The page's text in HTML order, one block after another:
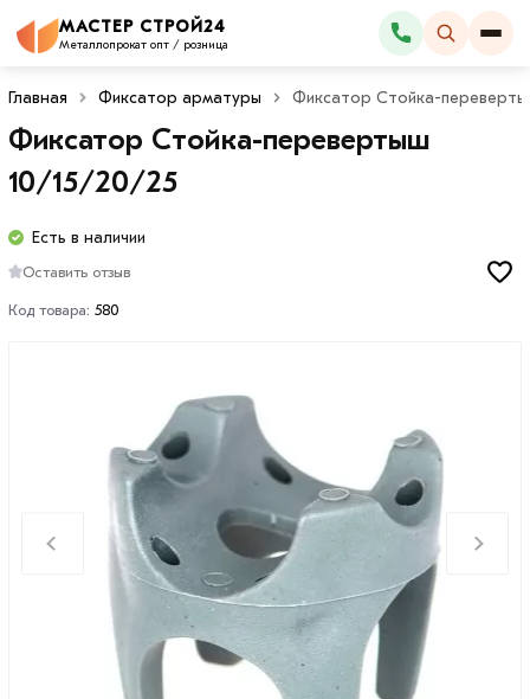
МАСТЕР СТРОЙ24
Металлопрокат опт / розница
Каталог
Главная Фиксатор арматуры Фиксатор Стойка-
Фиксатор Стойка-перевертыш
10/15/20/25
Есть в наличии
Оставить отзыв
Код товара: 580